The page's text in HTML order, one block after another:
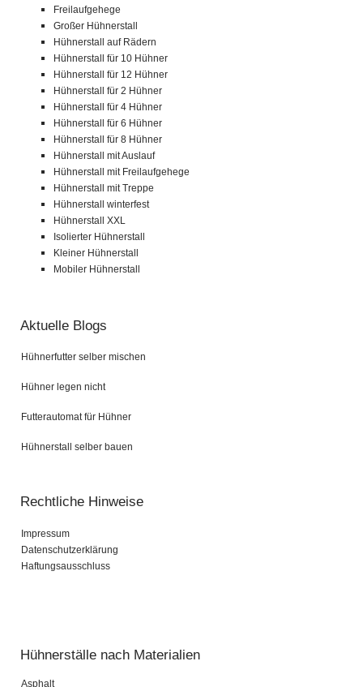
Freilaufgehege
Großer Hühnerstall
Hühnerstall auf Rädern
Hühnerstall für 10 Hühner
Hühnerstall für 12 Hühner
Hühnerstall für 2 Hühner
Hühnerstall für 4 Hühner
Hühnerstall für 6 Hühner
Hühnerstall für 8 Hühner
Hühnerstall mit Auslauf
Hühnerstall mit Freilaufgehege
Hühnerstall mit Treppe
Hühnerstall winterfest
Hühnerstall XXL
Isolierter Hühnerstall
Kleiner Hühnerstall
Mobiler Hühnerstall
Aktuelle Blogs
Hühnerfutter selber mischen
Hühner legen nicht
Futterautomat für Hühner
Hühnerstall selber bauen
Rechtliche Hinweise
Impressum
Datenschutzerklärung
Haftungsausschluss
Hühnerställe nach Materialien
Asphalt